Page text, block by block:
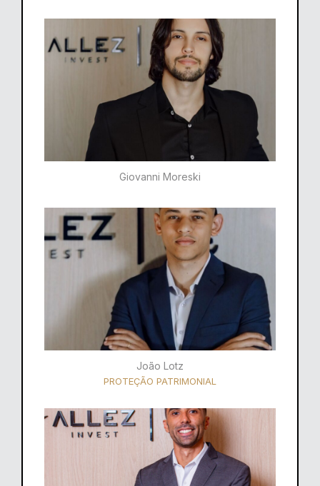
Giovanni Moreski
João Lotz
PROTEÇÃO PATRIMONIAL